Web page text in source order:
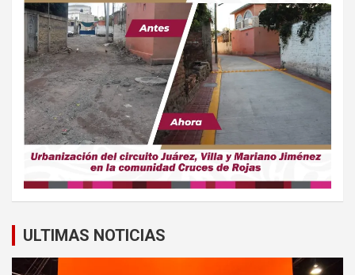
ULTIMAS NOTICIAS